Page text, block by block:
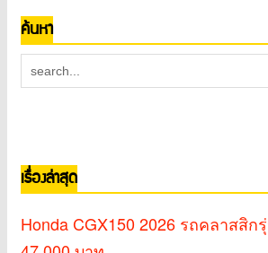
ค้นหา
เรื่องล่าสุด
Honda CGX150 2026 รถคลาสสิก